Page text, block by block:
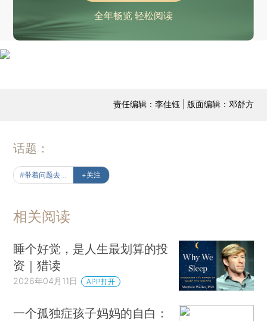
全年畅览 轻松阅读
责任编辑：李佳钰 | 版面编辑：邓舒方
话题：
+关注
相关阅读
睡个好觉，是人生最划算的投
资｜猎读
2026年04月11日 APP打开
一个孤独症孩子妈妈的自白：